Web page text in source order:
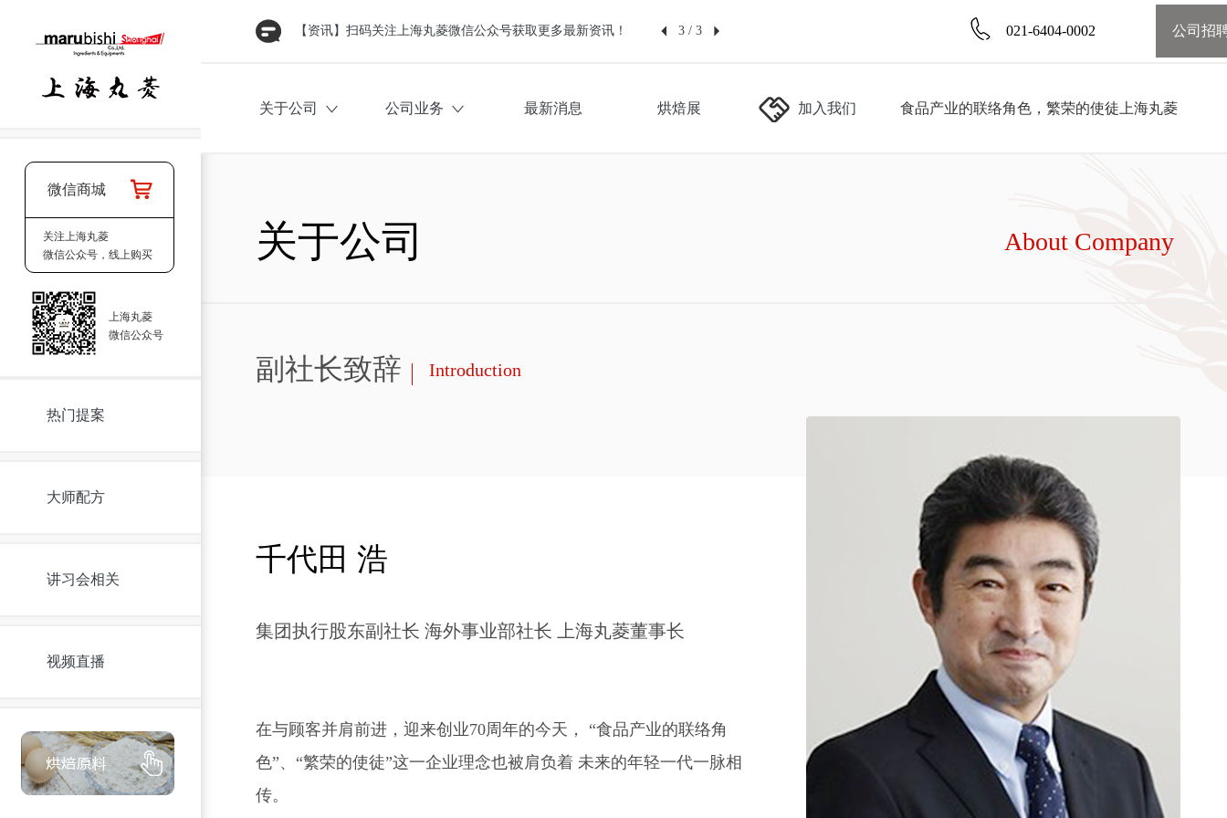
微信商城
关注上海丸菱
微信公众号，线上购买
上海丸菱
微信公众号
热门提案
大师配方
讲习会相关
视频直播
【资讯】扫码关注上海丸菱微信公众号获取更多最新资讯！ 3 / 3 021-6404-0002 公司招
关于公司 公司业务 最新消息 烘焙展 加入我们 食品产业的联络角色，繁荣的使徒上海丸菱
关于公司 About Company
副社长致辞 Introduction
千代田 浩
集团执行股东副社长 海外事业部社长 上海丸菱董事长
在与顾客并肩前进，迎来创业70周年的今天， “食品产业的联络角
色”、“繁荣的使徒”这一企业理念也被肩负着 未来的年轻一代一脉相
传。